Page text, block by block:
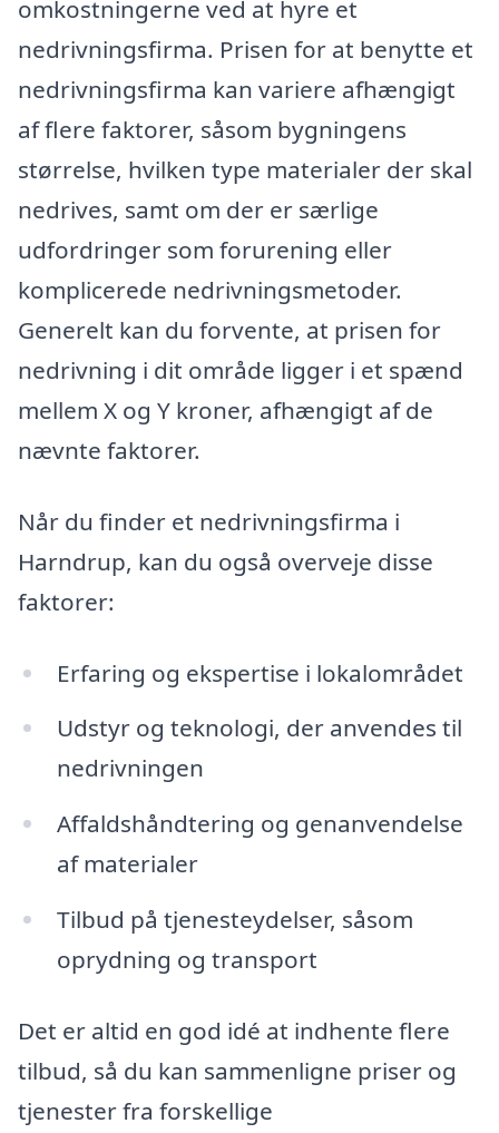
omkostningerne ved at hyre et
nedrivningsfirma. Prisen for at benytte et
nedrivningsfirma kan variere afhængigt
af flere faktorer, såsom bygningens
størrelse, hvilken type materialer der skal
nedrives, samt om der er særlige
udfordringer som forurening eller
komplicerede nedrivningsmetoder.
Generelt kan du forvente, at prisen for
nedrivning i dit område ligger i et spænd
mellem X og Y kroner, afhængigt af de
nævnte faktorer.
Når du finder et nedrivningsfirma i
Harndrup, kan du også overveje disse
faktorer:
Erfaring og ekspertise i lokalområdet
Udstyr og teknologi, der anvendes til
nedrivningen
Affaldshåndtering og genanvendelse
af materialer
Tilbud på tjenesteydelser, såsom
oprydning og transport
Det er altid en god idé at indhente flere
tilbud, så du kan sammenligne priser og
tjenester fra forskellige